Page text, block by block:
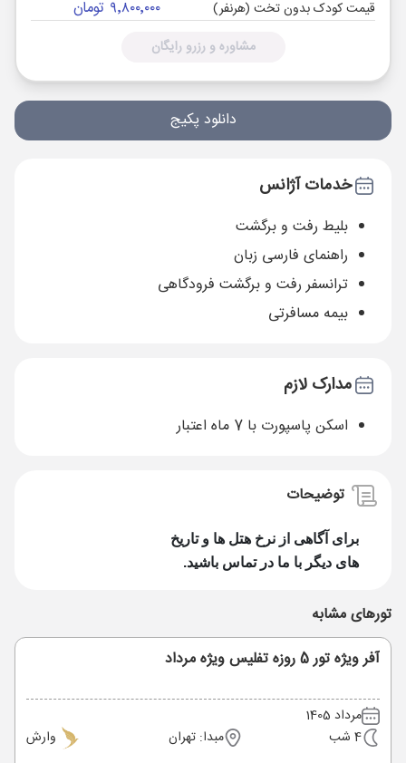
قیمت کودک بدون تخت (هرنفر) ۹٬۸۰۰٬۰۰۰ تومان
مشاوره و رزرو رایگان
دانلود پکیج
خدمات آژانس
بلیط رفت و برگشت
راهنمای فارسی زبان
ترانسفر رفت و برگشت فرودگاهی
بیمه مسافرتی
مدارک لازم
اسکن پاسپورت با 7 ماه اعتبار
توضیحات
برای آگاهی از نرخ هتل ها و تاریخ
های دیگر با ما در تماس باشید.
تورهای مشابه
آفر ویژه تور 5 روزه تفلیس ویژه مرداد
مرداد 1405
4 شب
مبدا: تهران
وارش